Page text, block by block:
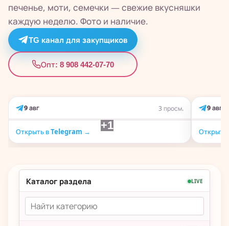
печенье, моти, семечки — свежие вкусняшки
каждую неделю. Фото и наличие.
TG канал для закупщиков
Опт: 8 908 442-07-70
9 авг 3 просм.
+1
Открыть в Telegram →
9 авг
Каталог раздела LIVE